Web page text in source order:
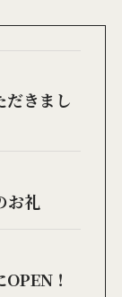
だきまし
お礼
！